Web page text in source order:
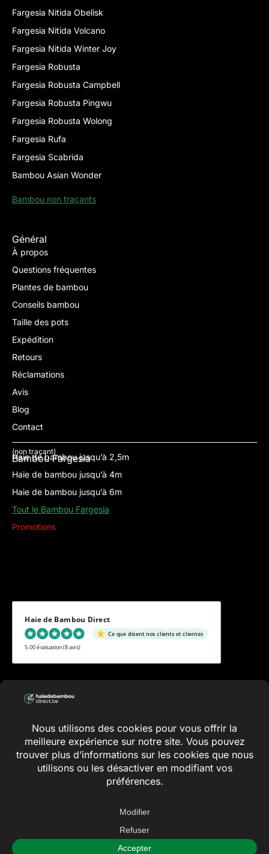
Fargesia Nitida Obelisk
Fargesia Nitida Volcano
Fargesia Nitida Winter Joy
Fargesia Robusta
Fargesia Robusta Campbell
Fargesia Robusta Pingwu
Fargesia Robusta Wolong
Fargesia Rufa
Fargesia Scabrida
Bambou Asian Wonder
Bambou non traçants
Général
À propos
Questions fréquentes
Plantes de bambou
Conseils bambou
Taille des pots
Expédition
Retours
Réclamations
Avis
Blog
Contact
Bambou Fargesia
(non traçant)
Haie de bambou jusqu’à 2,5m
Haie de bambou jusqu’à 4m
Haie de bambou jusqu’à 6m
Tout le Bambou Fargesia
Promotions
Haie de Bambou Direct
Ce que disent nos clients et clientes
5.00 évaluation(8 avis)
Conditions généralesVie privée
La cote haiedebamboudirect.be àWebwinkelKeur avest